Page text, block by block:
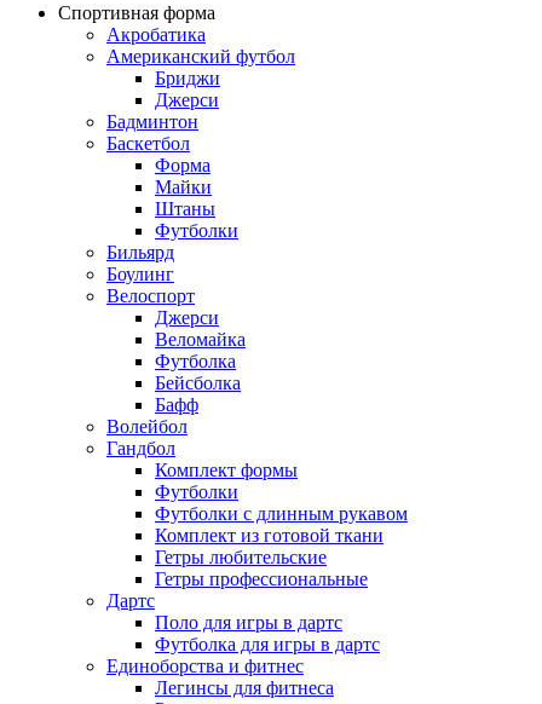
Спортивная форма
Акробатика
Американский футбол
Бриджи
Джерси
Бадминтон
Баскетбол
Форма
Майки
Штаны
Футболки
Бильярд
Боулинг
Велоспорт
Джерси
Веломайка
Футболка
Бейсболка
Бафф
Волейбол
Гандбол
Комплект формы
Футболки
Футболки с длинным рукавом
Комплект из готовой ткани
Гетры любительские
Гетры профессиональные
Дартс
Поло для игры в дартс
Футболка для игры в дартс
Единоборства и фитнес
Легинсы для фитнеса